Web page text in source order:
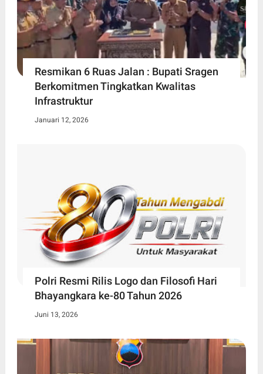
Resmikan 6 Ruas Jalan : Bupati Sragen
Berkomitmen Tingkatkan Kwalitas
Infrastruktur
Januari 12, 2026
Polri Resmi Rilis Logo dan Filosofi Hari
Bhayangkara ke-80 Tahun 2026
Juni 13, 2026